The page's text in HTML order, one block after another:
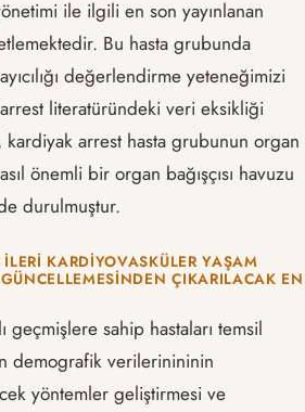
ile ilgili en son yayınlanan
Bu hasta grubunda
değerlendirme yeteneğimizi
literatüründeki veri eksikliği
kardiyak arrest hasta grubunun organ
önemli bir organ bağışçısı havuzu
durulmuştur.
KARDIYOVASKÜLER YAŞAM
ÇIKARILACAK EN
geçmişlere sahip hastaları temsil
demografik verilerinininin
yöntemler geliştirmesi ve